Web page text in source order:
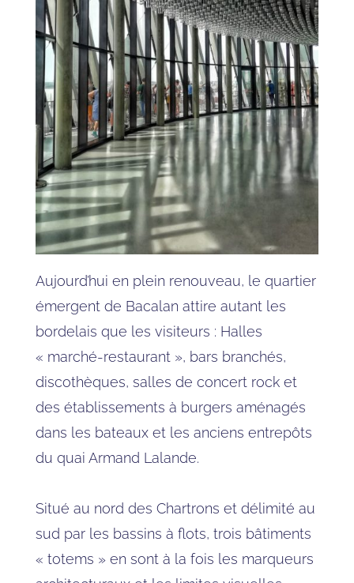
Aujourd’hui en plein renouveau, le quartier
émergent de Bacalan attire autant les
bordelais que les visiteurs : Halles
« marché-restaurant », bars branchés,
discothèques, salles de concert rock et
des établissements à burgers aménagés
dans les bateaux et les anciens entrepôts
du quai Armand Lalande.
Situé au nord des Chartrons et délimité au
sud par les bassins à flots, trois bâtiments
« totems » en sont à la fois les marqueurs